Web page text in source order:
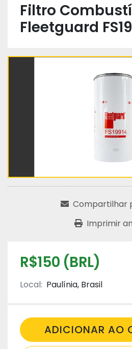
Filtro
Fleetguard
Compartilhar
Imprimir
R$150 (BRL)
Local: Paulínia, Brasil
ADICIONAR AO